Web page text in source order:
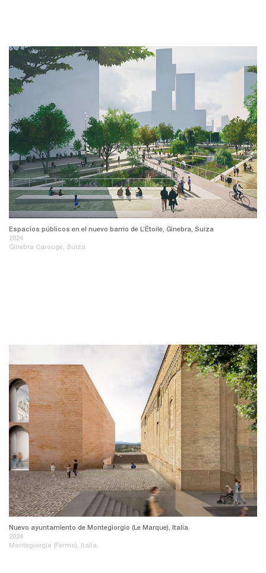
Espacios públicos en el nuevo barrio de L’Étoile, Ginebra, Suiza
2024
Ginebra Carouge, Suiza
Nuevo ayuntamiento de Montegiorgio (Le Marque), Italia
2024
Montegiorgio (Fermo), Italia